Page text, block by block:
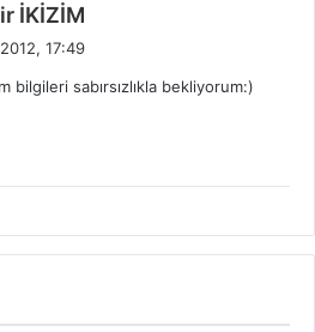
İKİZİM
i
17:49
bilgileri sabırsızlıkla bekliyorum:)